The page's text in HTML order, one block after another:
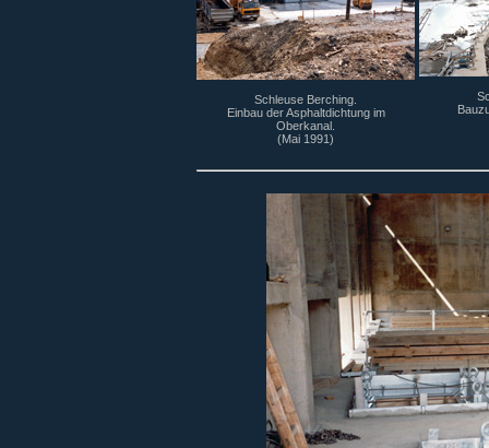
Schleuse Berching.
Einbau der Asphaltdichtung im
Oberkanal.
(Mai 1991)